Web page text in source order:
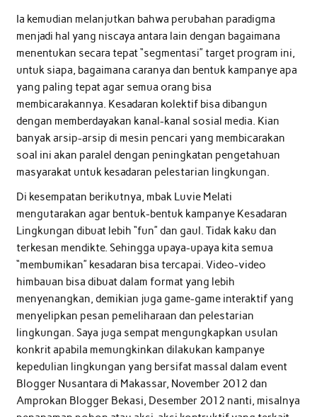
Ia kemudian melanjutkan bahwa perubahan paradigma
menjadi hal yang niscaya antara lain dengan bagaimana
menentukan secara tepat “segmentasi” target program ini,
untuk siapa, bagaimana caranya dan bentuk kampanye apa
yang paling tepat agar semua orang bisa
membicarakannya. Kesadaran kolektif bisa dibangun
dengan memberdayakan kanal-kanal sosial media. Kian
banyak arsip-arsip di mesin pencari yang membicarakan
soal ini akan paralel dengan peningkatan pengetahuan
masyarakat untuk kesadaran pelestarian lingkungan.
Di kesempatan berikutnya, mbak Luvie Melati
mengutarakan agar bentuk-bentuk kampanye Kesadaran
Lingkungan dibuat lebih “fun” dan gaul. Tidak kaku dan
terkesan mendikte. Sehingga upaya-upaya kita semua
“membumikan” kesadaran bisa tercapai. Video-video
himbauan bisa dibuat dalam format yang lebih
menyenangkan, demikian juga game-game interaktif yang
menyelipkan pesan pemeliharaan dan pelestarian
lingkungan. Saya juga sempat mengungkapkan usulan
konkrit apabila memungkinkan dilakukan kampanye
kepedulian lingkungan yang bersifat massal dalam event
Blogger Nusantara di Makassar, November 2012 dan
Amprokan Blogger Bekasi, Desember 2012 nanti, misalnya